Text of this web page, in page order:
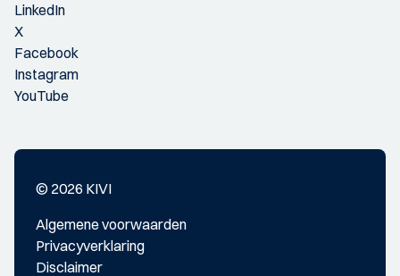
LinkedIn
X
Facebook
Instagram
YouTube
© 2026 KIVI
Algemene voorwaarden
Privacyverklaring
Disclaimer